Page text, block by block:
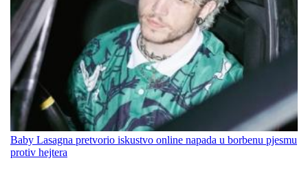
Baby Lasagna pretvorio iskustvo online napada u borbenu pjesmu
protiv hejtera